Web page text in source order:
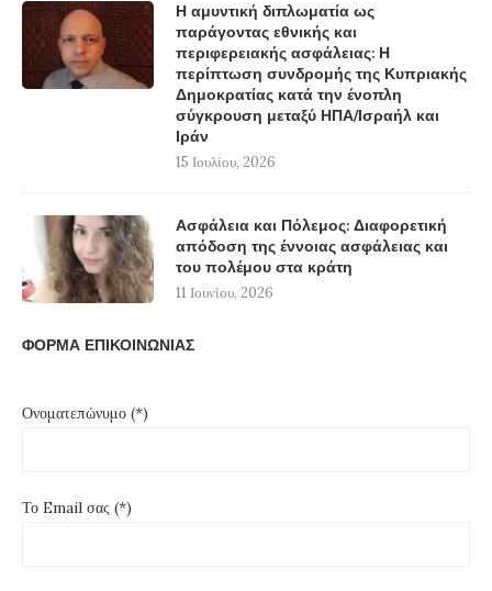
Η αμυντική διπλωματία ως
παράγοντας εθνικής και
περιφερειακής ασφάλειας: Η
περίπτωση συνδρομής της Κυπριακής
Δημοκρατίας κατά την ένοπλη
σύγκρουση μεταξύ ΗΠΑ/Ισραήλ και
Ιράν
15 Ιουλίου, 2026
Ασφάλεια και Πόλεμος: Διαφορετική
απόδοση της έννοιας ασφάλειας και
του πολέμου στα κράτη
11 Ιουνίου, 2026
ΦΟΡΜΑ ΕΠΙΚΟΙΝΩΝΙΑΣ
Ονοματεπώνυμο (*)
Το Email σας (*)